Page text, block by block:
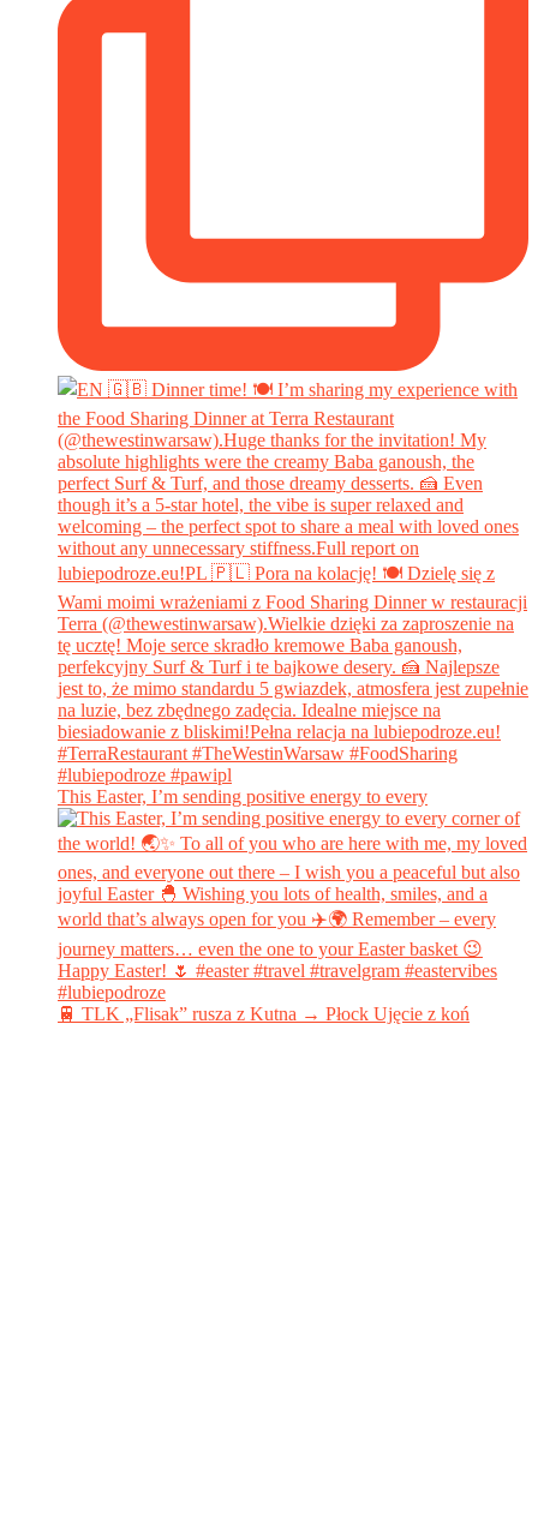
This Easter, I’m sending positive energy to every
🚆 TLK „Flisak” rusza z Kutna → Płock Ujęcie z koń